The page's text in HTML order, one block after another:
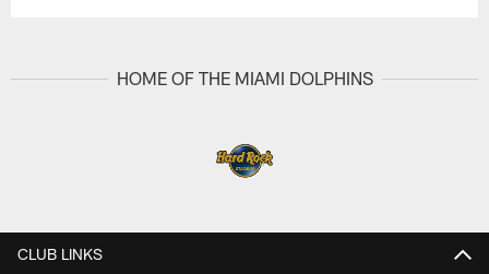
HOME OF THE MIAMI DOLPHINS
CLUB LINKS